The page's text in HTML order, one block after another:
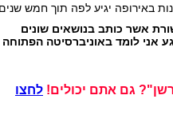
באירופה יגיע לפה תוך חמש שנים.
אשר כותב בנושאים שונים
אני לומד באוניברסיטה הפתוחה
גם אתם יכולים! לחצו